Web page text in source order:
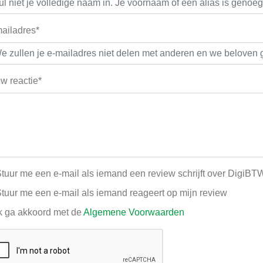
reactie*
me een e-mail als iemand een review schrijft over
me een e-mail als iemand reageert op mijn review
ga akkoord met de Algemene Voorwaarden